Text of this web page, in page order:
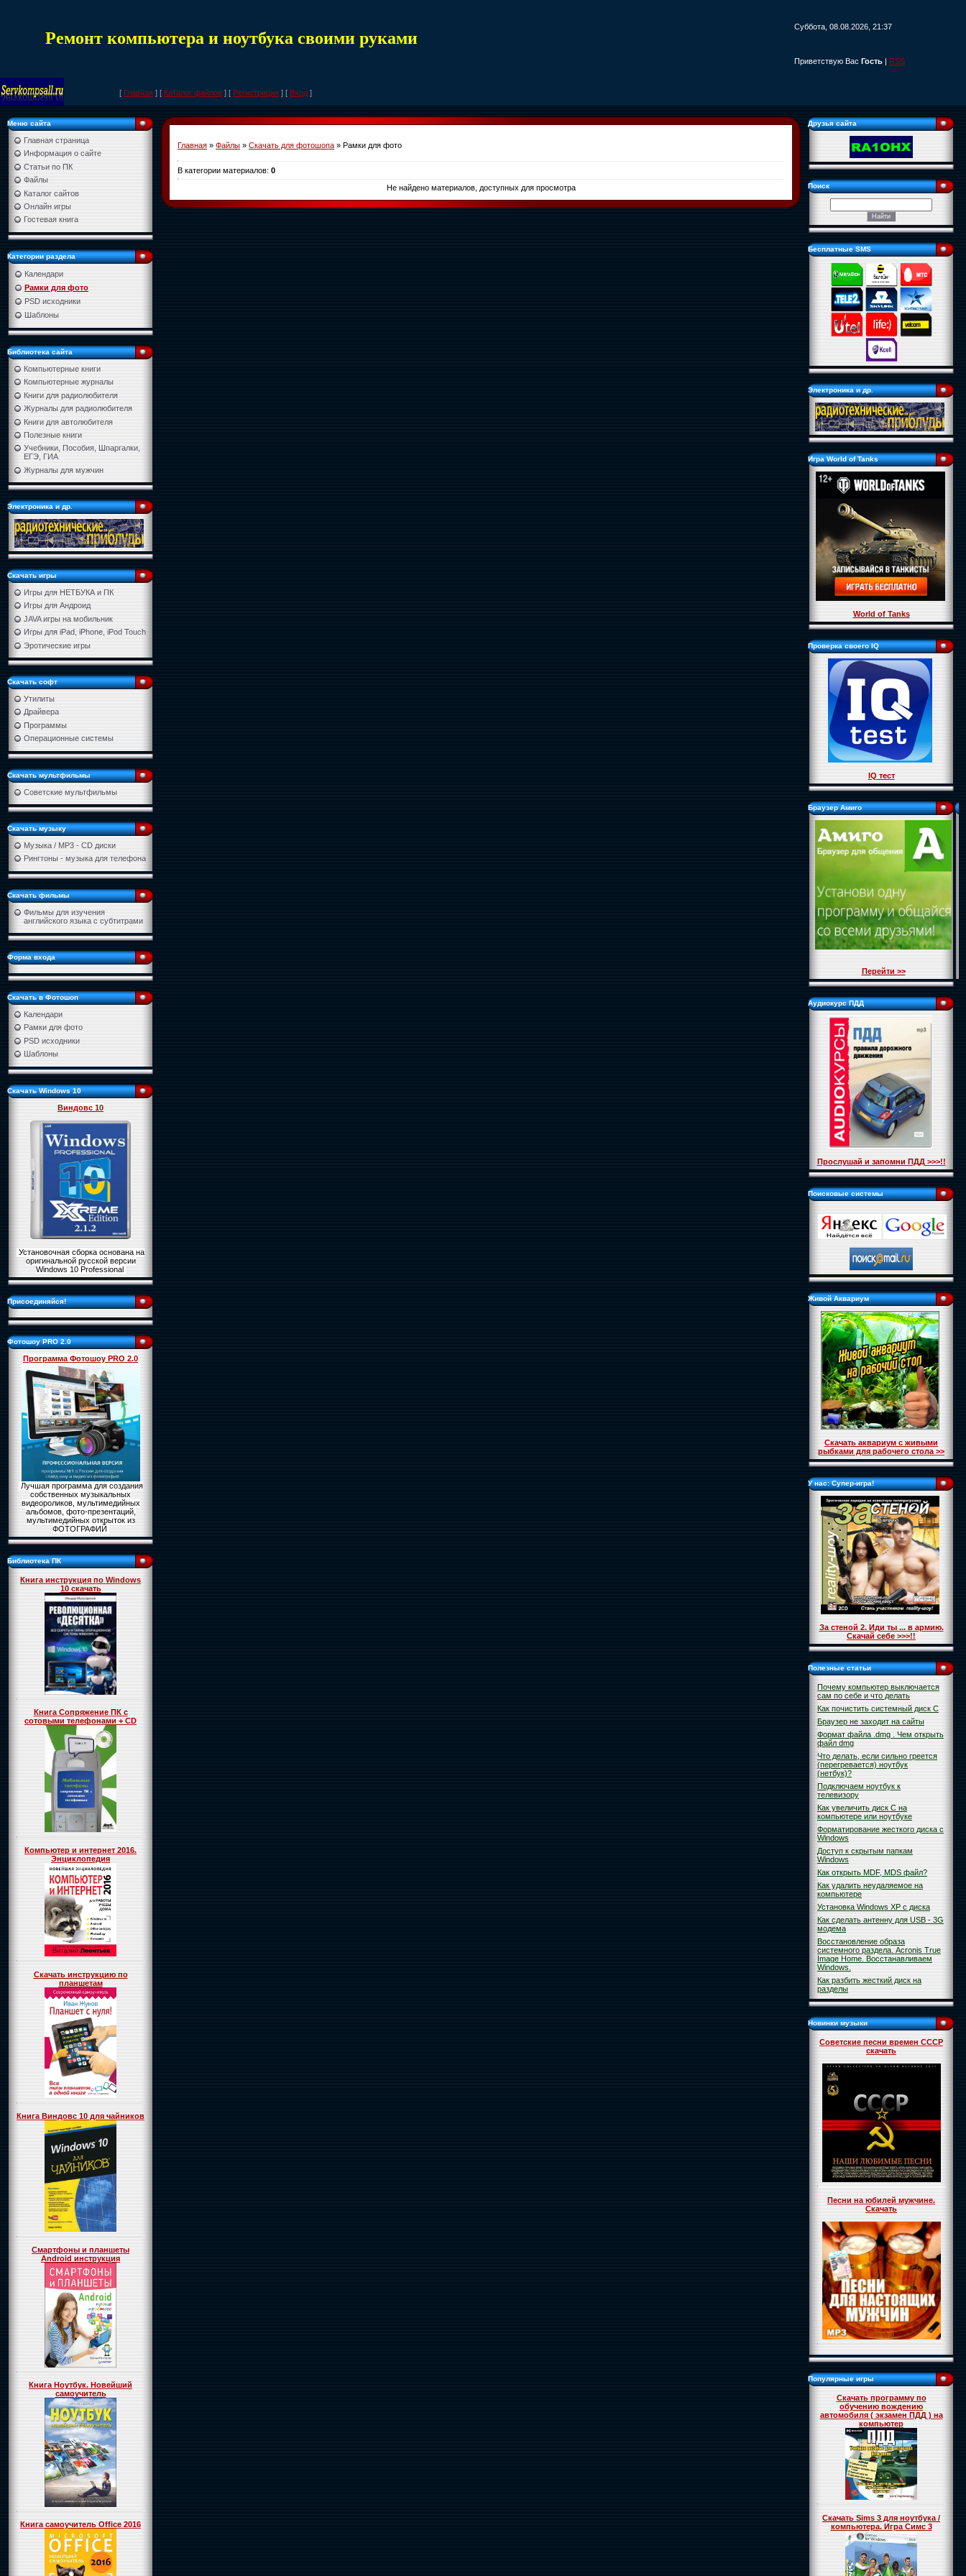
Ремонт компьютера и ноутбука своими руками
Суббота, 08.08.2026, 21:37
Приветствую Вас Гость | RSS
[ Главная ] [ Каталог файлов ] [ Регистрация ] [ Вход ]
Меню сайта
Главная страница
Информация о сайте
Статьи по ПК
Файлы
Каталог сайтов
Онлайн игры
Гостевая книга
Категории раздела
Календари
Рамки для фото
PSD исходники
Шаблоны
Библиотека сайта
Компьютерные книги
Компьютерные журналы
Книги для радиолюбителя
Журналы для радиолюбителя
Книги для автолюбителя
Полезные книги
Учебники, Пособия, Шпаргалки,
ЕГЭ, ГИА
Журналы для мужчин
Электроника и др.
Скачать игры
Игры для НЕТБУКА и ПК
Игры для Андроид
JAVA игры на мобильник
Игры для iPad, iPhone, iPod Touch
Эротические игры
Скачать софт
Утилиты
Драйвера
Программы
Операционные системы
Скачать мультфильмы
Советские мультфильмы
Скачать музыку
Музыка / MP3 - CD диски
Рингтоны - музыка для телефона
Скачать фильмы
Фильмы для изучения
английского языка с субтитрами
Форма входа
Скачать в Фотошоп
Календари
Рамки для фото
PSD исходники
Шаблоны
Скачать Windows 10
Виндовс 10
Установочная сборка основана на
оригинальной русской версии
Windows 10 Professional
Присоединяйся!
Фотошоу PRO 2.0
Программа Фотошоу PRO 2.0
Лучшая программа для создания
собственных музыкальных
видеороликов, мультимедийных
альбомов, фото-презентаций,
мультимедийных открыток из
ФОТОГРАФИЙ
Библиотека ПК
Книга инструкция по Windows
10 скачать
Книга Сопряжение ПК с
сотовыми телефонами + CD
Компьютер и интернет 2016.
Энциклопедия
Скачать инструкцию по
планшетам
Книга Виндовс 10 для чайников
Смартфоны и планшеты
Android инструкция
Книга Ноутбук. Новейший
самоучитель
Книга самоучитель Office 2016
Главная » Файлы » Скачать для фотошопа » Рамки для фото
В категории материалов: 0
Не найдено материалов, доступных для просмотра
Друзья сайта
Поиск
Бесплатные SMS
Электроника и др.
Игра World of Tanks
World of Tanks
Проверка своего IQ
IQ тест
Браузер Амиго
Перейти >>
Аудиокурс ПДД
Прослушай и запомни ПДД >>>!!
Поисковые системы
Живой Аквариум
Скачать аквариум с живыми
рыбками для рабочего стола >>
У нас: Супер-игра!
За стеной 2. Иди ты ... в армию.
Скачай себе >>>!!
Полезные статьи
Почему компьютер выключается
сам по себе и что делать
Как почистить системный диск C
Браузер не заходит на сайты
Формат файла .dmg . Чем открыть
файл dmg
Что делать, если сильно греется
(перегревается) ноутбук
(нетбук)?
Подключаем ноутбук к
телевизору
Как увеличить диск С на
компьютере или ноутбуке
Форматирование жесткого диска с
Windows
Доступ к скрытым папкам
Windows
Как открыть MDF, MDS файл?
Как удалить неудаляемое на
компьютере
Установка Windows XP с диска
Как сделать антенну для USB - 3G
модема
Восстановление образа
системного раздела. Acronis True
Image Home. Восстанавливаем
Windows.
Как разбить жесткий диск на
разделы
Новинки музыки
Советские песни времен СССР
скачать
Песни на юбилей мужчине.
Скачать
Популярные игры
Скачать программу по
обучению вождению
автомобиля ( экзамен ПДД ) на
компьютер
Скачать Sims 3 для ноутбука /
компьютера. Игра Симс 3